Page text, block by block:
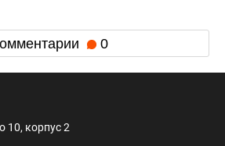
0
10, корпус 2